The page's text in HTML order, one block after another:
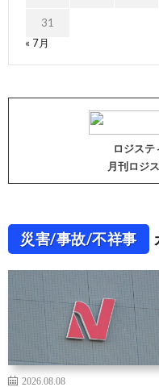
31
« 7月
ロジステ
月刊ロジ
災害/事故/不祥事
2026.08.08